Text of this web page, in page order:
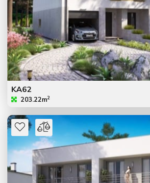
KA62
203.22m2